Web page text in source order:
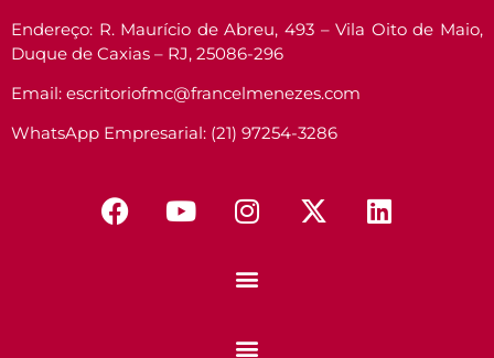
Endereço: R. Maurício de Abreu, 493 – Vila Oito de Maio,
Duque de Caxias – RJ, 25086-296
Email: escritoriofmc@francelmenezes.com
WhatsApp Empresarial: (21) 97254-3286